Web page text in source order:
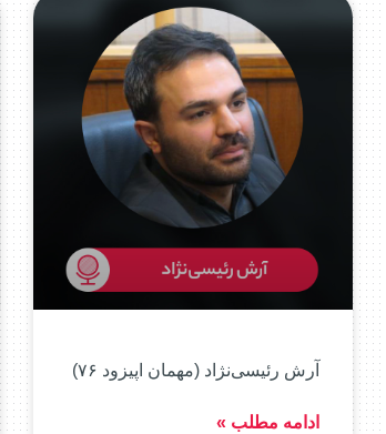
آرش رئیسی‌نژاد (مهمان اپیزود ۷۶)
ادامه مطلب »